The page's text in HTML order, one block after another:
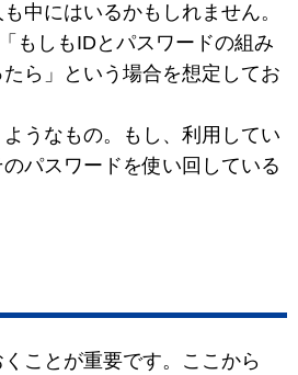
中にはいるかもしれません。
もしもIDとパスワードの組み
ら」という場合を想定してお
うなもの。もし、利用してい
パスワードを使い回している
ことが重要です。ここから